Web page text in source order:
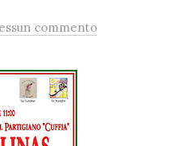
commento